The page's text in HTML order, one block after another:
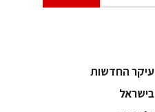
עיקר החדשות
בישראל